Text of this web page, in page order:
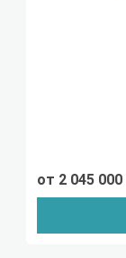
от 2 045 000